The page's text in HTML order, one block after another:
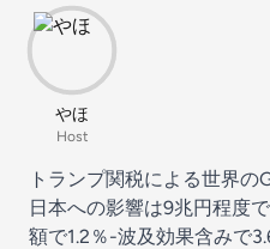
やほ
Host
トランプ関税による世界の
日本への影響は9兆円程度
額で1.2％-波及効果含みで